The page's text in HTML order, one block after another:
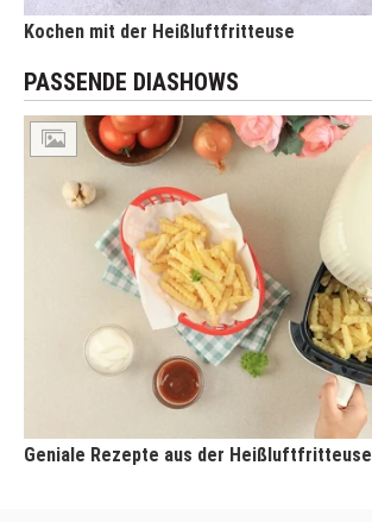
Kochen mit der Heißluftfritteuse
PASSENDE DIASHOWS
Geniale Rezepte aus der Heißluftfritteuse